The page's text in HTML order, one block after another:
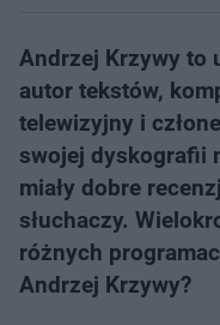
Andrzej Krzywy to
autor tekstów,
telewizyjny i
swojej dyskografii
miały dobre
słuchaczy.
różnych
Andrzej Krzywy?